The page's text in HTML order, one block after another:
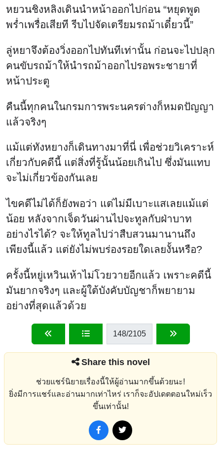
หยวนชิงหลิงเดินนำหน้าออกไปก่อน “หยุดพูด
พร่ำเพรื่อเสียที รีบไปจัดเตรียมรถม้าเดี๋ยวนี้”
ลู่หยาจึงต้องวิ่งออกไปทันทีเท่านั้น ก่อนจะไปปลุก
คนขับรถม้าให้นำรถม้าออกไปรอพระชายาที่
หน้าประตู
คืนนี้ทุกคนในกรมการพระนครต่างก็หมดปัญญา
แล้วจริงๆ
แม้แต่ทังหยางก็เดินทางมาที่นี่ เพื่อช่วยวิเคราะห์
เกี่ยวกับคดีนี้ แต่สิ่งที่รู้นั้นน้อยเกินไป ซึ่งมันแทบ
จะไม่เกี่ยวข้องกันเลย
ไขคดีไม่ได้ก็ยังพอว่า แต่ไม่มีเบาะแสเลยแม้แต่
น้อย หลังจากเจ็ดวันผ่านไปจะทูลกับฝ่าบาท
อย่างไรได้? จะให้ทูลไปว่าสืบสวนมานานถึง
เพียงนี้แล้ว แต่ยังไม่พบร่องรอยใดเลยงั้นหรือ?
ครั้งนี้หยู่เหวินเห้าไม่โวยวายอีกแล้ว เพราะคดีนี้
มันยากจริงๆ และผู้ใต้บังคับบัญชาก็พยายาม
อย่างที่สุดแล้วด้วย
148/2105
Share this novel
ช่วยแชร์นิยายเรื่องนี้ให้ผู้อ่านมากขึ้นด้วยนะ!
ยิ่งมีการแชร์และอ่านมากเท่าไหร่ เราก็จะอัปเดตตอนใหม่เร็ว
ขึ้นเท่านั้น!